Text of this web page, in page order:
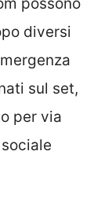
possono
diversi
sul set,
per via